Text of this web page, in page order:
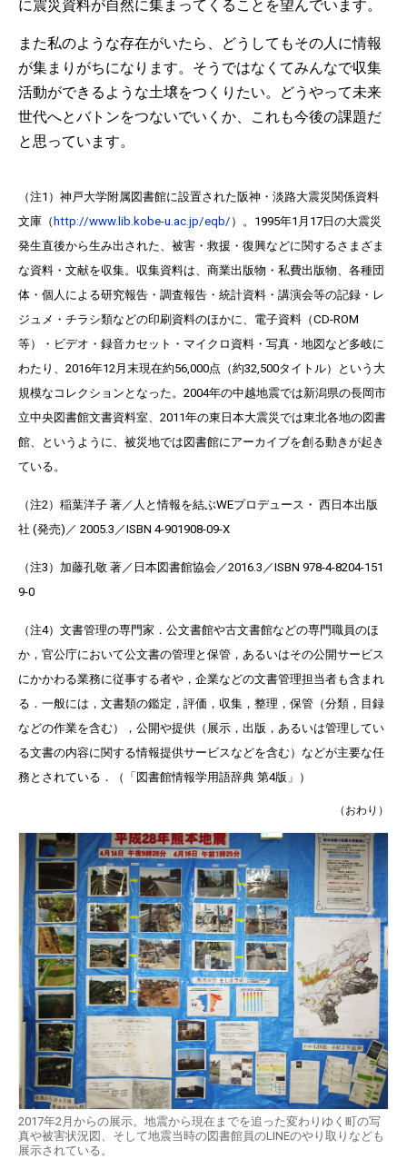
に震災資料が自然に集まってくることを望んでいます。
また私のような存在がいたら、どうしてもその人に情報
が集まりがちになります。そうではなくてみんなで収集
活動ができるような土壌をつくりたい。どうやって未来
世代へとバトンをつないでいくか、これも今後の課題だ
と思っています。
（注1）神戸大学附属図書館に設置された阪神・淡路大震災関係資料
文庫（ http://www.lib.kobe-u.ac.jp/eqb/ ）。1995年1月17日の大震災
発生直後から生み出された、被害・救援・復興などに関するさまざま
な資料・文献を収集。収集資料は、商業出版物・私費出版物、各種団
体・個人による研究報告・調査報告・統計資料・講演会等の記録・レ
ジュメ・チラシ類などの印刷資料のほかに、電子資料（CD-ROM
等）・ビデオ・録音カセット・マイクロ資料・写真・地図など多岐に
わたり、2016年12月末現在約56,000点（約32,500タイトル）という大
規模なコレクションとなった。2004年の中越地震では新潟県の長岡市
立中央図書館文書資料室、2011年の東日本大震災では東北各地の図書
館、というように、被災地では図書館にアーカイブを創る動きが起き
ている。
（注2）稲葉洋子 著／人と情報を結ぶWEプロデュース・ 西日本出版
社 (発売)／ 2005.3／ISBN 4-901908-09-X
（注3）加藤孔敬 著／日本図書館協会／2016.3／ISBN 978-4-8204-151
9-0
（注4）文書管理の専門家．公文書館や古文書館などの専門職員のほ
か，官公庁において公文書の管理と保管，あるいはその公開サービス
にかかわる業務に従事する者や，企業などの文書管理担当者も含まれ
る．一般には，文書類の鑑定，評価，収集，整理，保管（分類，目録
などの作業を含む），公開や提供（展示，出版，あるいは管理してい
る文書の内容に関する情報提供サービスなどを含む）などが主要な任
務とされている．（「図書館情報学用語辞典 第4版」）
（おわり）
2017年2月からの展示。地震から現在までを追った変わりゆく町の写
真や被害状況図、そして地震当時の図書館員のLINEのやり取りなども
展示されている。